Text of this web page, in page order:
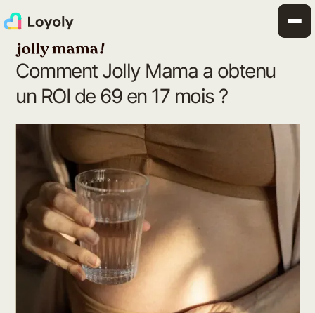
Comment Jolly Mama a obtenu
un ROI de 69 en 17 mois ?